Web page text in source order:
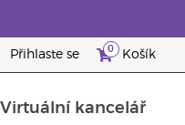
Přihlaste se 0 Košík
Virtuální kancelář